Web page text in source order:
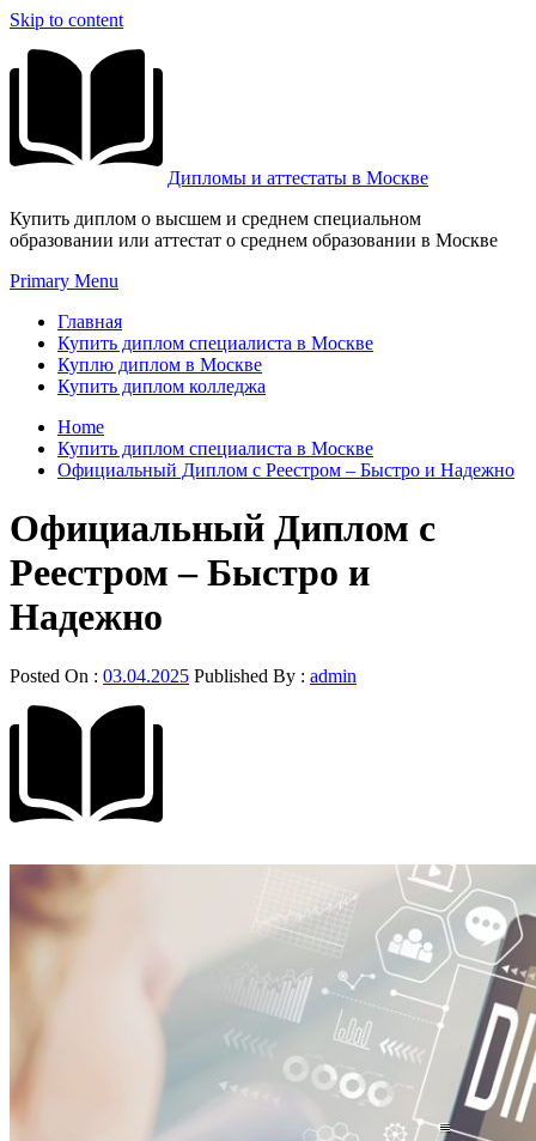
Skip to content
Дипломы и аттестаты в Москве
Купить диплом о высшем и среднем специальном
образовании или аттестат о среднем образовании в Москве
Primary Menu
Главная
Купить диплом специалиста в Москве
Куплю диплом в Москве
Купить диплом колледжа
Home
Купить диплом специалиста в Москве
Официальный Диплом с Реестром – Быстро и Надежно
Официальный Диплом с
Реестром – Быстро и
Надежно
Posted On : 03.04.2025 Published By : admin